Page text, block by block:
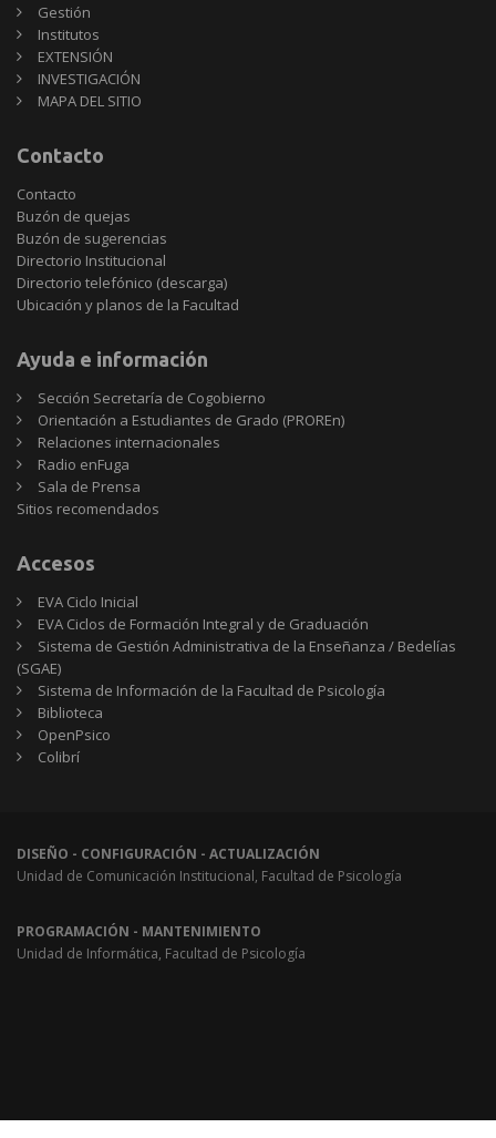
Gestión
Institutos
EXTENSIÓN
INVESTIGACIÓN
MAPA DEL SITIO
Contacto
Contacto
Buzón de quejas
Buzón de sugerencias
Directorio Institucional
Directorio telefónico (descarga)
Ubicación y planos de la Facultad
Ayuda e información
Sección Secretaría de Cogobierno
Orientación a Estudiantes de Grado (PROREn)
Relaciones internacionales
Radio enFuga
Sala de Prensa
Sitios
Sitios recomendados
Accesos
EVA Ciclo Inicial
EVA Ciclos de Formación Integral y de Graduación
Sistema de Gestión Administrativa de la Enseñanza / Bedelías
(SGAE)
Sistema de Información de la Facultad de Psicología
Biblioteca
OpenPsico
Colibrí
DISEÑO - CONFIGURACIÓN - ACTUALIZACIÓN
Unidad de Comunicación Institucional, Facultad de Psicología
PROGRAMACIÓN - MANTENIMIENTO
Unidad de Informática, Facultad de Psicología